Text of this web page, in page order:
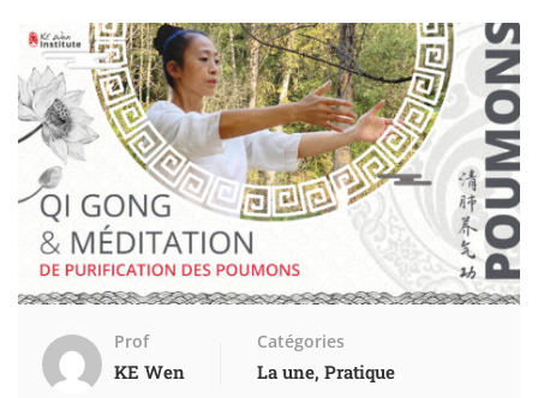
Prof
KE Wen
Catégories
La une, Pratique